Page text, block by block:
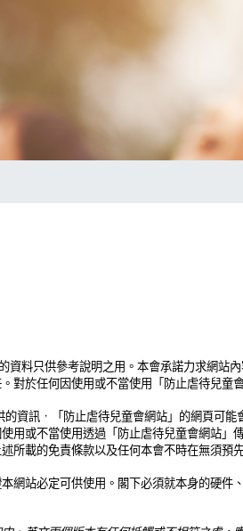
資料只供參考說明之用。本會承諾力求網站
對於任何因使用或不當使用「防止虐待兒
的資訊，「防止虐待兒童會網站」的網頁可
用或不當使用透過「防止虐待兒童會網站
所載的免責條款以及任何本會不時在無須預
網站必定可供使用。閣下必須就本身的硬